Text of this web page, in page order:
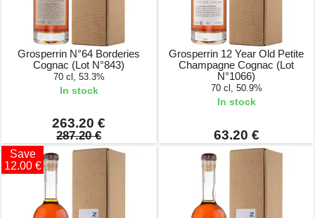
Grosperrin N°64 Borderies
Cognac (Lot N°843)
70 cl, 53.3%
In stock
263.20 €
287.20 €
Grosperrin 12 Year Old Petite
Champagne Cognac (Lot
N°1066)
70 cl, 50.9%
In stock
63.20 €
Save
12.00 €